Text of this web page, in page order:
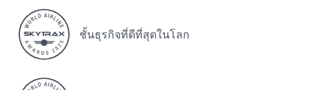
ชั้นธุรกิจที่ดีที่สุดในโลก